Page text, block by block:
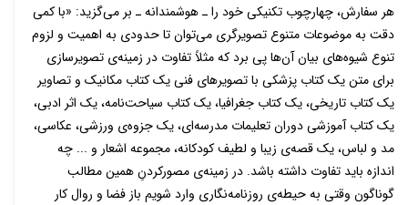
هر سفارش، چهارچوب تکنیکی خود را ـ هوشمندانه ـ بر می‌گزید: «با کمی
دقت به موضوعات متنوع تصویرگری می‌توان تا حدودی به اهمیت و لزوم
تنوع شیوه‌های بیان آن‌ها پی برد که مثلاً تفاوت در زمینه‌ی تصویرسازی‌
برای متن یک کتاب پزشکی با تصویرهای فنی یک کتاب مکانیک و تصاویر
یک کتاب تاریخی، یک کتاب جغرافیا، یک کتاب سیاحت‌نامه، یک اثر ادبی،
یک کتاب آموزشی دوران تعلیمات مدرسه‌ای، یک جزوه‌ی ورزشی، عکاسی،
مد و لباس، یک قصه‌ی زیبا و لطیف کودکانه، مجموعه اشعار و ... چه
اندازه باید تفاوت داشته باشد. در زمینه‌ی مصورکردنِ همین مطالب
گوناگون وقتی به حیطه‌ی روزنامه‌نگاری وارد شویم باز فضا و روال کار